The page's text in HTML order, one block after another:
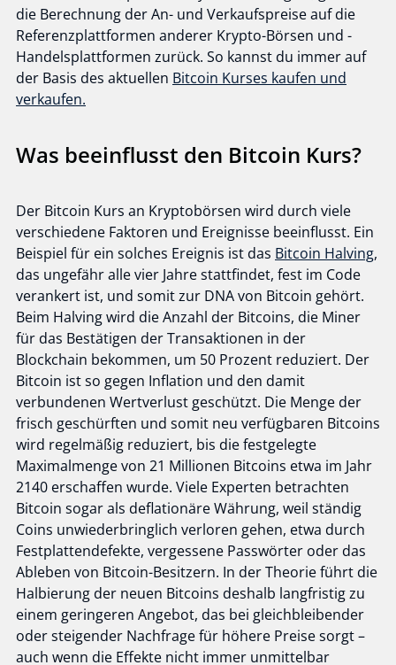
die Berechnung der An- und Verkaufspreise auf die
Referenzplattformen anderer Krypto-Börsen und -
Handelsplattformen zurück. So kannst du immer auf
der Basis des aktuellen Bitcoin Kurses kaufen und
verkaufen.
Was beeinflusst den Bitcoin Kurs?
Der Bitcoin Kurs an Kryptobörsen wird durch viele
verschiedene Faktoren und Ereignisse beeinflusst. Ein
Beispiel für ein solches Ereignis ist das Bitcoin Halving,
das ungefähr alle vier Jahre stattfindet, fest im Code
verankert ist, und somit zur DNA von Bitcoin gehört.
Beim Halving wird die Anzahl der Bitcoins, die Miner
für das Bestätigen der Transaktionen in der
Blockchain bekommen, um 50 Prozent reduziert. Der
Bitcoin ist so gegen Inflation und den damit
verbundenen Wertverlust geschützt. Die Menge der
frisch geschürften und somit neu verfügbaren Bitcoins
wird regelmäßig reduziert, bis die festgelegte
Maximalmenge von 21 Millionen Bitcoins etwa im Jahr
2140 erschaffen wurde. Viele Experten betrachten
Bitcoin sogar als deflationäre Währung, weil ständig
Coins unwiederbringlich verloren gehen, etwa durch
Festplattendefekte, vergessene Passwörter oder das
Ableben von Bitcoin-Besitzern. In der Theorie führt die
Halbierung der neuen Bitcoins deshalb langfristig zu
einem geringeren Angebot, das bei gleichbleibender
oder steigender Nachfrage für höhere Preise sorgt –
auch wenn die Effekte nicht immer unmittelbar